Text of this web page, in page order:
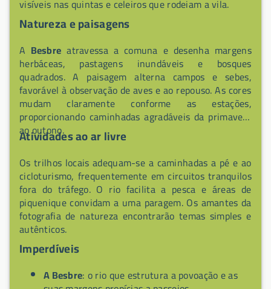
visíveis nas quintas e celeiros que rodeiam a vila.
Natureza e paisagens
A Besbre atravessa a comuna e desenha margens
herbáceas, pastagens inundáveis e bosques
quadrados. A paisagem alterna campos e sebes,
favorável à observação de aves e ao repouso. As cores
mudam claramente conforme as estações,
proporcionando caminhadas agradáveis da primavera
ao outono.
Atividades ao ar livre
Os trilhos locais adequam-se a caminhadas a pé e ao
cicloturismo, frequentemente em circuitos tranquilos
fora do tráfego. O rio facilita a pesca e áreas de
piquenique convidam a uma paragem. Os amantes da
fotografia de natureza encontrarão temas simples e
autênticos.
Imperdíveis
A Besbre: o rio que estrutura a povoação e as